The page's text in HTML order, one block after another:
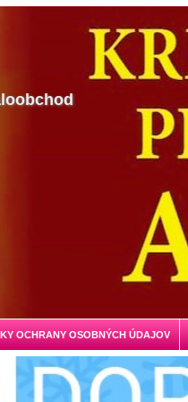
OCHRANY OSOBNÝCH ÚDAJOV